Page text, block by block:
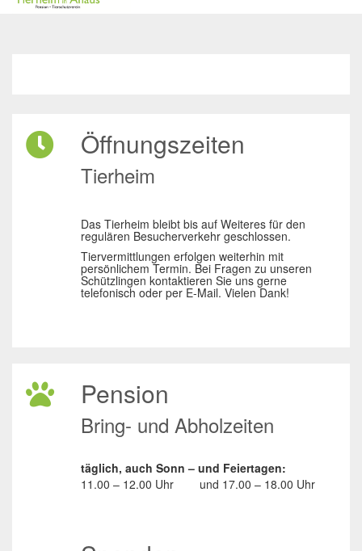
Öffnungszeiten
Tierheim
Das Tierheim bleibt bis auf Weiteres für den
regulären Besucherverkehr geschlossen.
Tiervermittlungen erfolgen weiterhin mit
persönlichem Termin. Bei Fragen zu unseren
Schützlingen kontaktieren Sie uns gerne
telefonisch oder per E-Mail. Vielen Dank!
Pension
Bring- und Abholzeiten
täglich, auch Sonn – und Feiertagen:
11.00 – 12.00 Uhr
und 17.00 – 18.00 Uhr